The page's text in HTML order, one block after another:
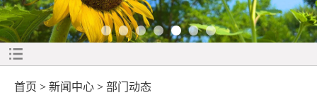
首页 > 新闻中心 > 部门动态